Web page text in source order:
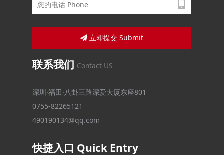
立即提交 Submit
联系我们 Contact US
深圳·福田·八卦三路深爱大厦东座801
0755-82265121
490190134@qq.com
快捷入口 Quick Entry